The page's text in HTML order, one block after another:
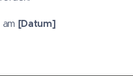
[Datum]